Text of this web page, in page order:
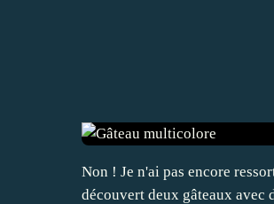
Non ! Je n'ai pas encore
découvert deux gâteaux avec